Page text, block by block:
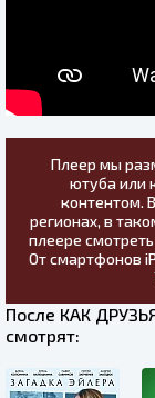
Плеер мы
ютуба или
контентом.
регионах, в
плеере
От смартфонов
После КАК
смотрят: